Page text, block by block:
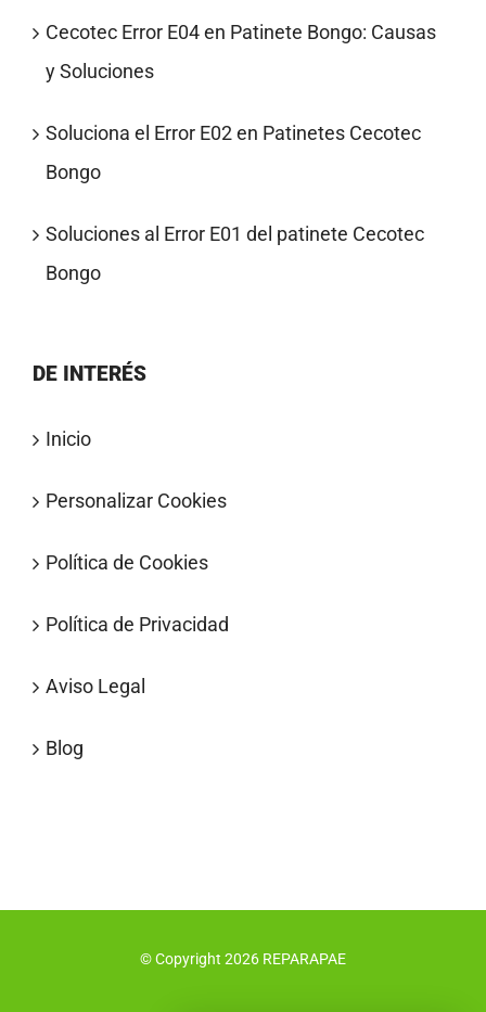
Cecotec Error E04 en Patinete Bongo: Causas
y Soluciones
Soluciona el Error E02 en Patinetes Cecotec
Bongo
Soluciones al Error E01 del patinete Cecotec
Bongo
DE INTERÉS
Inicio
Personalizar Cookies
Política de Cookies
Política de Privacidad
Aviso Legal
Blog
© Copyright 2026 REPARAPAE